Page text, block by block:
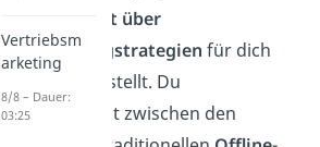
Übersicht über
dieMarketingstrategien für dich
zusammengestellt. Du
unterscheidest zwischen den
Vertriebsm
arketing
8/8 – Dauer:
03:25